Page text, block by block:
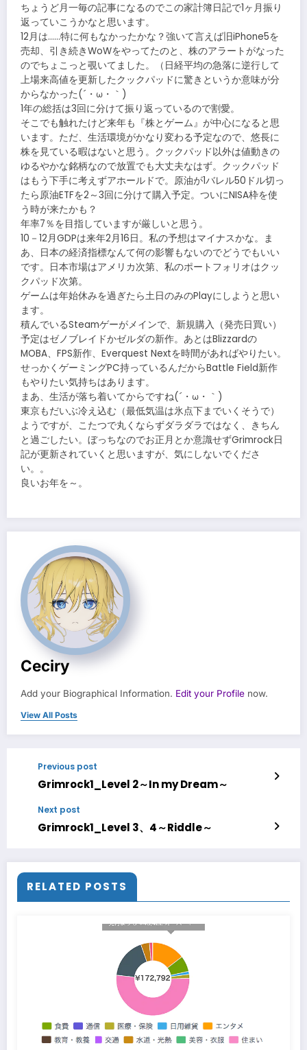
ちょうど月一毎の記事になるのでこの家計簿日記で1ヶ月振り
返っていこうかなと思います。
12月は……特に何もなかったかな？強いて言えば旧iPhone5を
売却、引き続きWoWをやってたのと、株のアラートがなった
のでちょこっと覗いてました。（日経平均の急落に逆行して
上場来高値を更新したクックパッドに驚きというか意味が分
からなかった(´・ω・｀)
1年の総括は3回に分けて振り返っているので割愛。
そこでも触れたけど来年も『株とゲーム』が中心になると思
います。ただ、生活環境がかなり変わる予定なので、悠長に
株を見ている暇はないと思う。クックパッド以外は値動きの
ゆるやかな銘柄なので放置でも大丈夫なはず。クックパッド
はもう下手に考えずアホールドで。原油が1バレル50ドル切っ
たら原油ETFを2～3回に分けて購入予定。ついにNISA枠を使
う時が来たかも？
年率7％を目指していますが厳しいと思う。
10－12月GDPは来年2月16日。私の予想はマイナスかな。ま
あ、日本の経済指標なんて何の影響もないのでどうでもいい
です。日本市場はアメリカ次第、私のポートフォリオはクッ
クパッド次第。
ゲームは年始休みを過ぎたら土日のみのPlayにしようと思い
ます。
積んでいるSteamゲーがメインで、新規購入（発売日買い）
予定はゼノブレイドかゼルダの新作。あとはBlizzardの
MOBA、FPS新作、Everquest Nextを時間があればやりたい。
せっかくゲーミングPC持っているんだからBattle Field新作
もやりたい気持ちはあります。
まあ、生活が落ち着いてからですね(´・ω・｀)
東京もだいぶ冷え込む（最低気温は氷点下までいくそうで）
ようですが、こたつで丸くならずダラダラではなく、きちん
と過ごしたい。ぼっちなのでお正月とか意識せずGrimrock日
記が更新されていくと思いますが、気にしないでくださ
い。。
良いお年を～。
Ceciry
Add your Biographical Information. Edit your Profile now.
View All Posts
Previous post
Grimrock1_Level 2～In my Dream～
Next post
Grimrock1_Level 3、4～Riddle～
RELATED POSTS